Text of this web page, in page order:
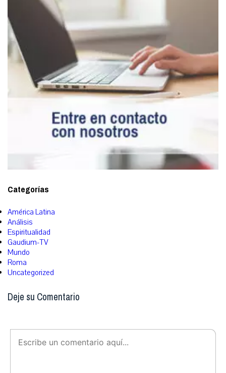
Categorías
América Latina
Análisis
Espiritualidad
Gaudium-TV
Mundo
Roma
Uncategorized
Deje su Comentario